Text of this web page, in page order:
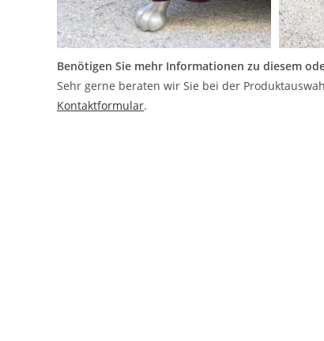
Benötigen Sie mehr Informationen zu diesem
Sehr gerne beraten wir Sie bei der
Kontaktformular.